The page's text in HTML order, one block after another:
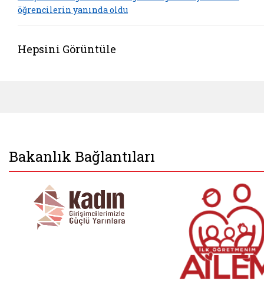
öğrencilerin yanında oldu
Hepsini Görüntüle
Bakanlık Bağlantıları